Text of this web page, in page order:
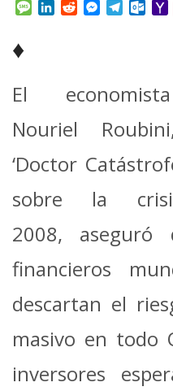
Message
LinkedInRedditMessenger
♦
El
Nouriel
‘Doctor
sobre la
2008, aseguró
financieros
descartan el
masivo en todo
inversores